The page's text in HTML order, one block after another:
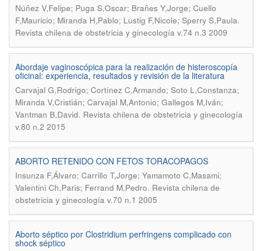
Núñez V,Felipe; Puga S,Oscar; Brañes Y,Jorge; Cuello
F,Mauricio; Miranda H,Pablo; Lustig F,Nicole; Sperry S,Paula.
Revista chilena de obstetricia y ginecología v.74 n.3 2009
Abordaje vaginoscópica para la realización de histeroscopía
oficinal: experiencia, resultados y revisión de la literatura
Carvajal G,Rodrigo; Cortínez C,Armando; Soto L,Constanza;
Miranda V,Cristián; Carvajal M,Antonio; Gallegos M,Iván;
Vantman B,David. Revista chilena de obstetricia y ginecología
v.80 n.2 2015
ABORTO RETENIDO CON FETOS TORACOPAGOS
Insunza F,Álvaro; Carrillo T,Jorge; Yamamoto C,Masami;
Valentini Ch,Paris; Ferrand M,Pedro. Revista chilena de
obstetricia y ginecología v.70 n.1 2005
Aborto séptico por Clostridium perfringens complicado con
shock séptico